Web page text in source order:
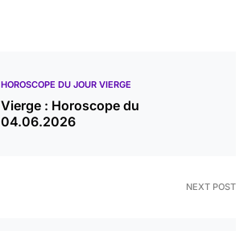
HOROSCOPE DU JOUR VIERGE
Vierge : Horoscope du
04.06.2026
NEXT POST